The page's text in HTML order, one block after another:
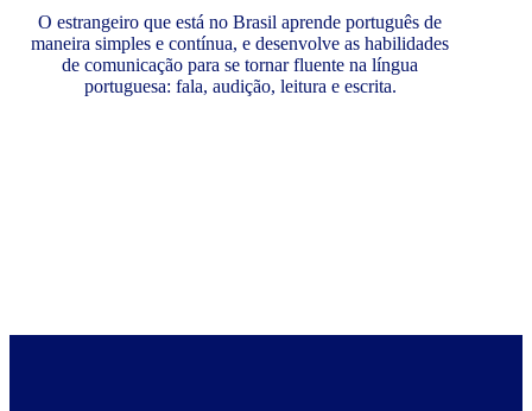
O estrangeiro que está no Brasil aprende português de
maneira simples e contínua, e desenvolve as habilidades
de comunicação para se tornar fluente na língua
portuguesa: fala, audição, leitura e escrita.